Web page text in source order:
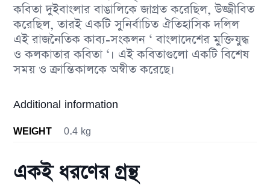
কবিতা দুইবাংলার বাঙালিকে জাগ্রত করেছিল, উজ্জীবিত
করেছিল, তারই একটি সুনির্বাচিত ঐতিহাসিক দলিল
এই রাজনৈতিক কাব্য-সংকলন ‘ বাংলাদেশের মুক্তিযুদ্ধ
ও কলকাতার কবিতা ‘। এই কবিতাগুলাে একটি বিশেষ
সময় ও ক্রান্তিকালকে অন্বীত করেছে।
Additional information
WEIGHT 0.4 kg
একই ধরণের গ্রন্থ